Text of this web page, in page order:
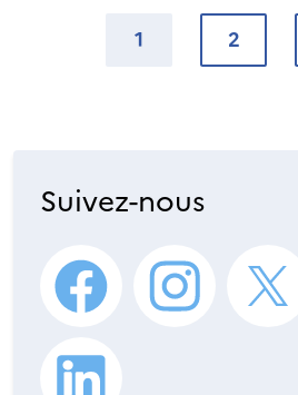
1 2
Suivez-nous